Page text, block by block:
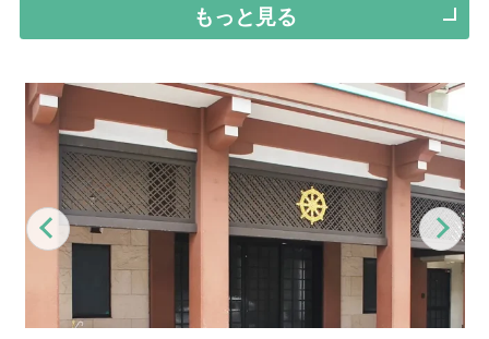
もっと見る
Previous